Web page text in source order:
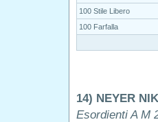
100 Stile Libero
100 Farfalla
14) NEYER
Esordienti A M